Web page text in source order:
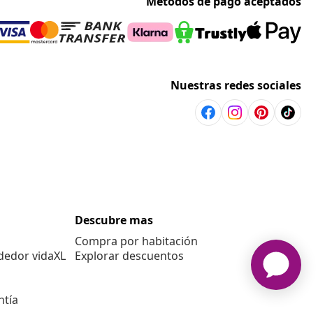
Nuestras redes sociales
vidaXL
Descubre mas
Compra por habitación
Explorar descuentos